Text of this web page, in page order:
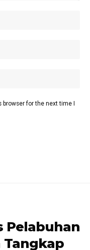
browser for the next time I
Pelabuhan
Tangkap